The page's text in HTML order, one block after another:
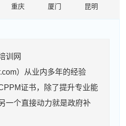
重庆 厦门 昆明
训网
）从业内多年的经验
证书，除了提升专业能
一个直接动力就是政府补